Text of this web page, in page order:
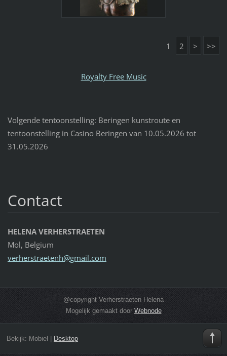
1 2 > >>
Royalty Free Music
Volgende tentoonstelling: Beringen kunstroute en
tentoonstelling in Casino Beringen van 10.05.2026 tot
31.05.2026
Contact
HELENA VERHERSTRAETEN
Mol, Belgium
verherstraetenh@gmail.com
@copyright Verherstraeten Helena
Mogelijk gemaakt door Webnode
Bekijk: Mobiel Desktop